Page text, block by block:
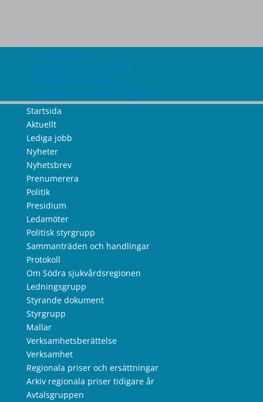
Om webbplatsen
Tillgänglighetsredogörelse
Information om cookies
Information om personuppgifter
Startsida
Aktuellt
Lediga jobb
Nyheter
Nyhetsbrev
Prenumerera
Politik
Presidium
Ledamöter
Politisk styrgrupp
Sammanträden och handlingar
Protokoll
Om Södra sjukvårdsregionen
Ledningsgrupp
Styrande dokument
Styrgrupp
Mallar
Verksamhetsberättelse
Verksamhet
Regionala priser och ersättningar
Arkiv regionala priser tidigare år
Avtalsgruppen